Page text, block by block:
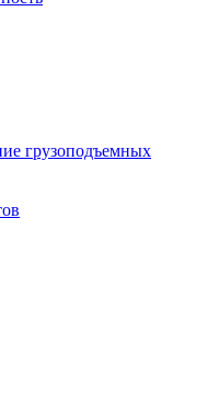
грузоподъемных